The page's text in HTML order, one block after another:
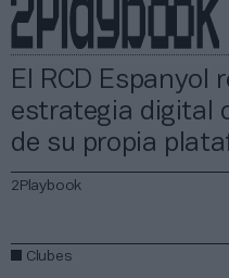
El RCD Espanyol
estrategia digital
de su propia
2Playbook
Clubes